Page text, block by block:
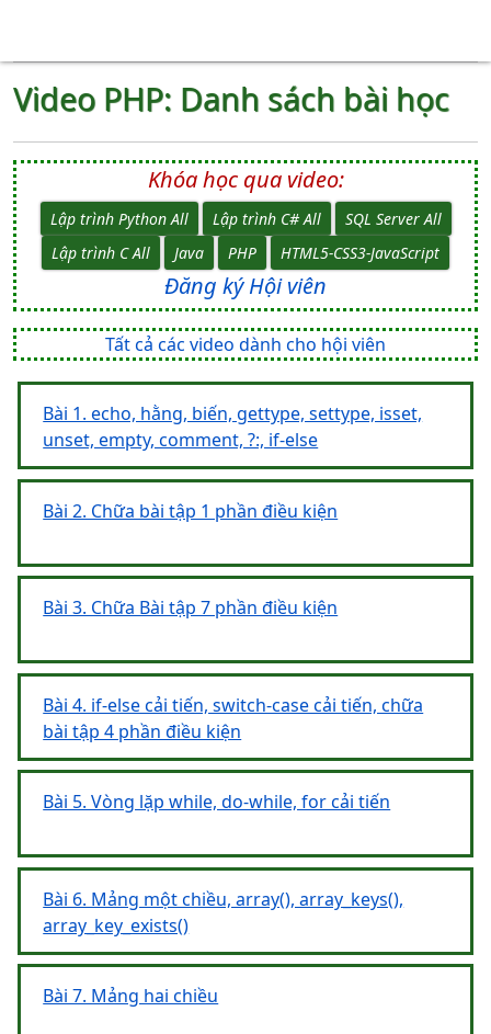
Video PHP: Danh sách bài học
Khóa học qua video:
Lập trình Python All Lập trình C# All
SQL Server All
Lập trình C All
Java PHP HTML5-CSS3-JavaScript
Đăng ký Hội viên
Tất cả các video dành cho hội viên
Bài 1. echo, hằng, biến, gettype, settype, isset,
unset, empty, comment, ?:, if-else
Bài 2. Chữa bài tập 1 phần điều kiện
Bài 3. Chữa Bài tập 7 phần điều kiện
Bài 4. if-else cải tiến, switch-case cải tiến, chữa
bài tập 4 phần điều kiện
Bài 5. Vòng lặp while, do-while, for cải tiến
Bài 6. Mảng một chiều, array(), array_keys(),
array_key_exists()
Bài 7. Mảng hai chiều